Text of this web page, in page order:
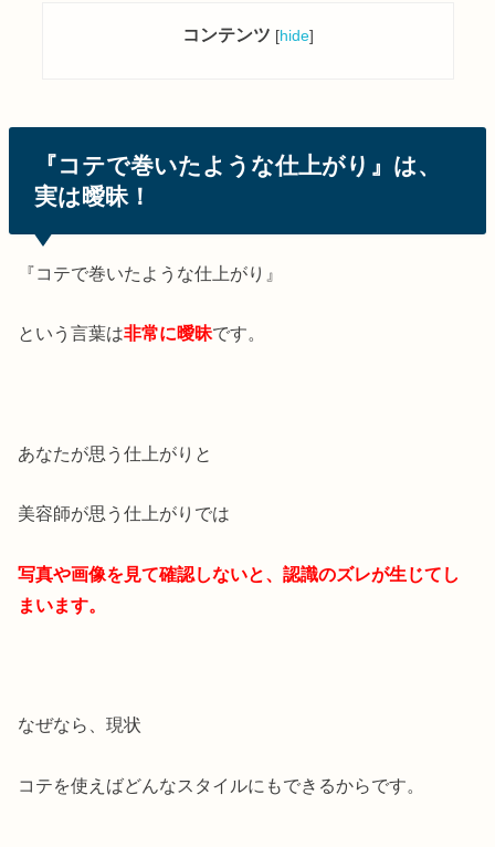
コンテンツ [hide]
『コテで巻いたような仕上がり』は、
実は曖昧！
『コテで巻いたような仕上がり』
という言葉は非常に曖昧です。
あなたが思う仕上がりと
美容師が思う仕上がりでは
写真や画像を見て確認しないと、認識のズレが生じてし
まいます。
なぜなら、現状
コテを使えばどんなスタイルにもできるからです。